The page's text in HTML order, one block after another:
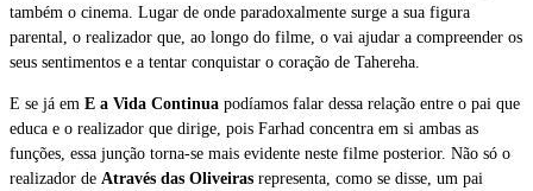
também o cinema. Lugar de onde paradoxalmente surge a sua figura
parental, o realizador que, ao longo do filme, o vai ajudar a compreender os
seus sentimentos e a tentar conquistar o coração de Tahereha.
E se já em E a Vida Continua podíamos falar dessa relação entre o pai que
educa e o realizador que dirige, pois Farhad concentra em si ambas as
funções, essa junção torna-se mais evidente neste filme posterior. Não só o
realizador de Através das Oliveiras representa, como se disse, um pai